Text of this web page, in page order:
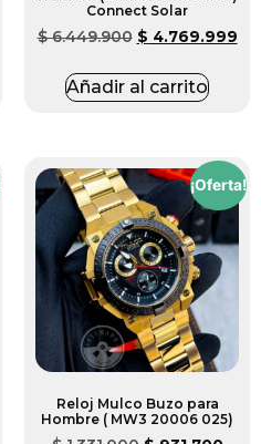
Connect Solar
$6.449.900 $ 4.769.999
Añadir al carrito
¡Oferta!
Reloj Mulco Buzo para
Hombre ( MW3 20006 025)